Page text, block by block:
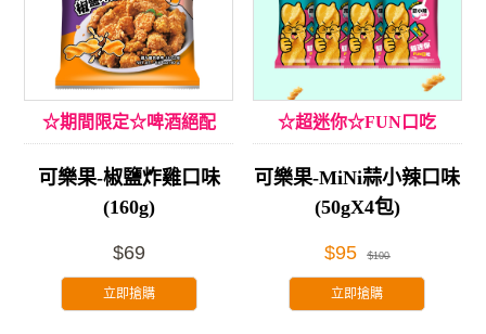
☆期間限定☆啤酒絕配
可樂果-椒鹽炸雞口味
(160g)
$69
立即搶購
☆超迷你☆FUN口吃
可樂果-MiNi蒜小辣口味
(50gX4包)
$95 $100
立即搶購